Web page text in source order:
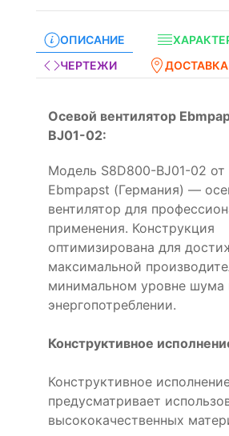
ОПИСАНИЕ
ЧЕРТЕЖИ
ДОСТАВКА
Осевой вентилятор
BJ01-02:
Модель S8D800-BJ01-02
Ebmpapst (Германия) —
вентилятор для
применения. Конструкция
оптимизирована для
максимальной
минимальном уровне шума
энергопотреблении.
Конструктивное
Конструктивное
предусматривает
высококачественных